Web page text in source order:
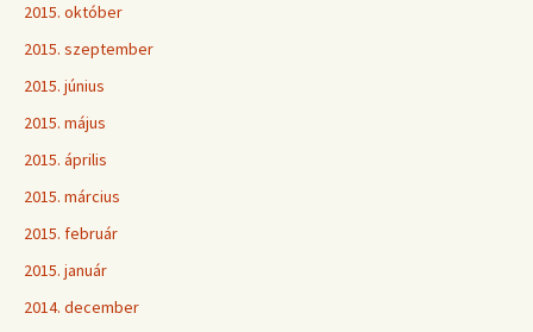
2015. október
2015. szeptember
2015. június
2015. május
2015. április
2015. március
2015. február
2015. január
2014. december